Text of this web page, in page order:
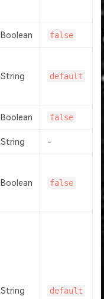
Boolean false
String default
Boolean false
String -
Boolean false
String default